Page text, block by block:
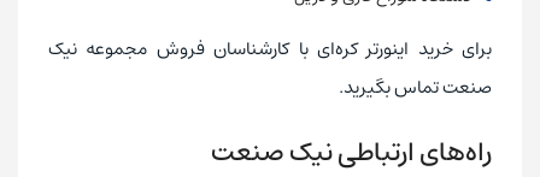
برای خرید اینورتر کره‌ای با کارشناسان فروش مجموعه نیک
صنعت تماس بگیرید.
راه‌های ارتباطی نیک صنعت